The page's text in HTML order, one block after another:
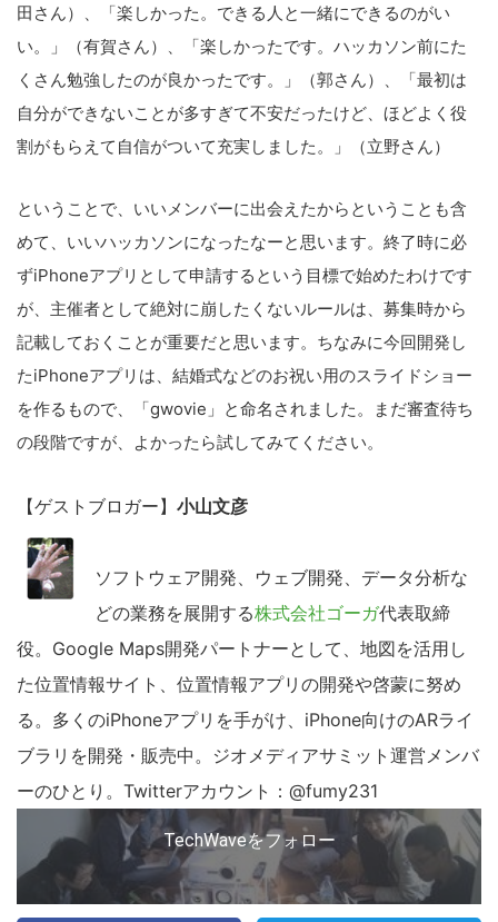
田さん）、「楽しかった。できる人と一緒にできるのがい
い。」（有賀さん）、「楽しかったです。ハッカソン前にた
くさん勉強したのが良かったです。」（郭さん）、「最初は
自分ができないことが多すぎて不安だったけど、ほどよく役
割がもらえて自信がついて充実しました。」（立野さん）
ということで、いいメンバーに出会えたからということも含
めて、いいハッカソンになったなーと思います。終了時に必
ずiPhoneアプリとして申請するという目標で始めたわけです
が、主催者として絶対に崩したくないルールは、募集時から
記載しておくことが重要だと思います。ちなみに今回開発し
たiPhoneアプリは、結婚式などのお祝い用のスライドショー
を作るもので、「gwovie」と命名されました。まだ審査待ち
の段階ですが、よかったら試してみてください。
【ゲストブロガー】 小山文彦
ソフトウェア開発、ウェブ開発、データ分析な
どの業務を展開する株式会社ゴーガ代表取締
役。Google Maps開発パートナーとして、地図を活用し
た位置情報サイト、位置情報アプリの開発や啓蒙に努め
る。多くのiPhoneアプリを手がけ、iPhone向けのARライ
ブラリを開発・販売中。ジオメディアサミット運営メンバ
ーのひとり。Twitterアカウント：@fumy231
TechWaveをフォロー
サ
イ
ト
を
索
す
る